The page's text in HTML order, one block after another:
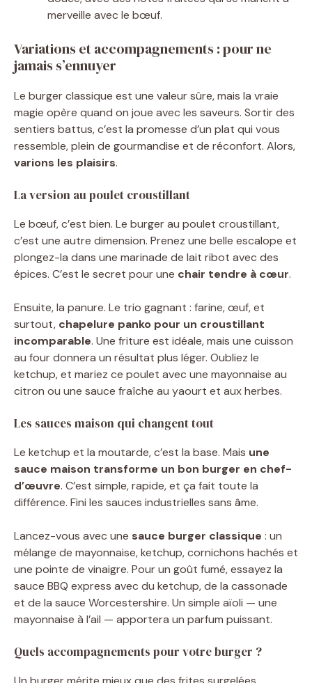
merveille avec le bœuf.
Variations et accompagnements : pour ne
jamais s’ennuyer
Le burger classique est une valeur sûre, mais la vraie
magie opère quand on joue avec les saveurs. Sortir des
sentiers battus, c’est la promesse d’un plat qui vous
ressemble, plein de gourmandise et de réconfort. Alors,
varions les plaisirs.
La version au poulet croustillant
Le bœuf, c’est bien. Le burger au poulet croustillant,
c’est une autre dimension. Prenez une belle escalope et
plongez-la dans une marinade de lait ribot avec des
épices. C’est le secret pour une chair tendre à cœur.
Ensuite, la panure. Le trio gagnant : farine, œuf, et
surtout, chapelure panko pour un croustillant
incomparable. Une friture est idéale, mais une cuisson
au four donnera un résultat plus léger. Oubliez le
ketchup, et mariez ce poulet avec une mayonnaise au
citron ou une sauce fraîche au yaourt et aux herbes.
Les sauces maison qui changent tout
Le ketchup et la moutarde, c’est la base. Mais une
sauce maison transforme un bon burger en chef-
d’œuvre. C’est simple, rapide, et ça fait toute la
différence. Fini les sauces industrielles sans âme.
Lancez-vous avec une sauce burger classique : un
mélange de mayonnaise, ketchup, cornichons hachés et
une pointe de vinaigre. Pour un goût fumé, essayez la
sauce BBQ express avec du ketchup, de la cassonade
et de la sauce Worcestershire. Un simple aïoli — une
mayonnaise à l’ail — apportera un parfum puissant.
Quels accompagnements pour votre burger ?